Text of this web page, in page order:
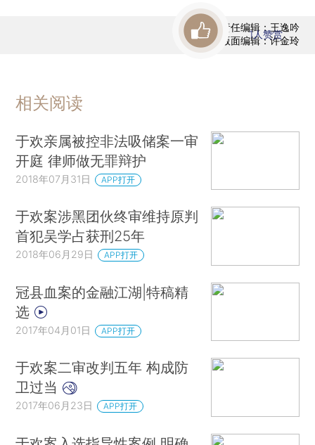
责任编辑：王逸吟
版面编辑：许金玲
1人赞赏
相关阅读
于欢亲属被控非法吸储案一审
开庭 律师做无罪辩护
2018年07月31日 APP打开
于欢案涉黑团伙终审维持原判
首犯吴学占获刑25年
2018年06月29日 APP打开
冠县血案的金融江湖|特稿精
选
2017年04月01日 APP打开
于欢案二审改判五年 构成防
卫过当
2017年06月23日 APP打开